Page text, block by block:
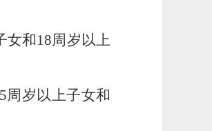
女和18周岁以上
周岁以上子女和